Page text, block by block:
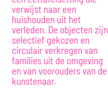
verwijst naar een
huishouden uit het
verleden. De objecten zijn
selectief gekozen en
circulair verkregen van
families uit de omgeving
en van voorouders van de
kunstenaar.